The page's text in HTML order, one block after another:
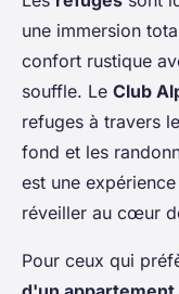
une immersion
confort rustique
souffle. Le Club
refuges à travers
fond et les
est une
réveiller au cœur
Pour ceux qui